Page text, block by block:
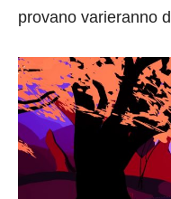
provano varieranno